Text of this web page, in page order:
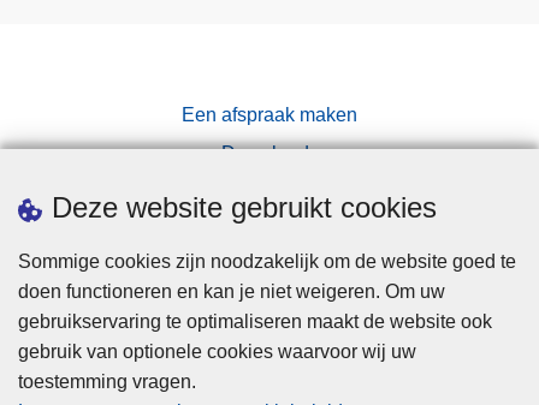
Deze website gebruikt cookies
Sommige cookies zijn noodzakelijk om de website goed te
doen functioneren en kan je niet weigeren. Om uw
gebruikservaring te optimaliseren maakt de website ook
gebruik van optionele cookies waarvoor wij uw
toestemming vragen.
Een afspraak maken
Downloads
Pers